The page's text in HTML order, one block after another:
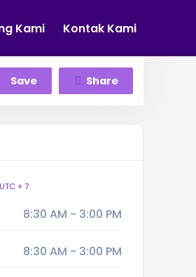
Kami Kontak Kami
Save Share
UTC + 7
8:30 AM - 3:00 PM
8:30 AM - 3:00 PM